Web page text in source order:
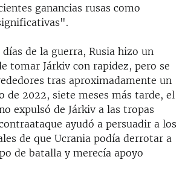
ganancias rusas como
de la guerra, Rusia hizo un
tomar Járkiv con rapidez, pero se
tras aproximadamente un
de 2022, siete meses más tarde, el
expulsó de Járkiv a las tropas
ayudó a persuadir a los
de que Ucrania podía derrotar a
de batalla y merecía apoyo